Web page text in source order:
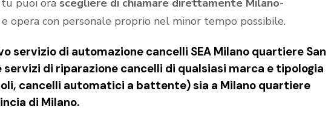
puoi ora scegliere di chiamare direttamente Milano-
opera con personale proprio nel minor tempo possibile.
servizio di automazione cancelli SEA Milano quartiere San
di riparazione cancelli di qualsiasi marca e tipologia
cancelli automatici a battente) sia a Milano quartiere
di Milano.